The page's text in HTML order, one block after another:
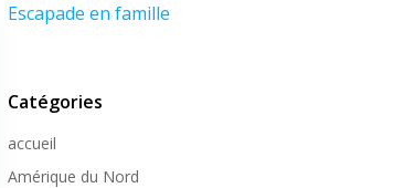
Escapade en famille
Catégories
accueil
Amérique du Nord